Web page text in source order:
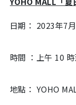
日期： 2023年7
時間 ：上午 10
地點： YOHO